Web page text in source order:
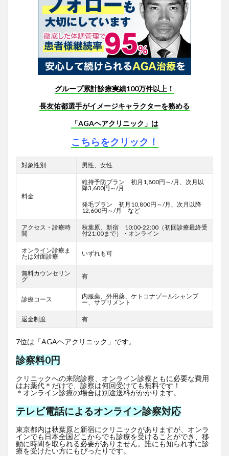
グループ累計診療実績100万件以上！
長友佑都選手がイメージキャラクターを務める
「AGAヘアクリニック」は
こちらをクリック！
対象性別 男性、女性
料金
維持予防プラン 初月1,800円～/月、次月以
降3,600円～/月
発毛プラン 初月10,800円～/月、次月以降
12,600円～/月 など
アクセス・診療時
間
秋葉原、新宿 10:00-22:00（初回診療最終受
付21:00まで）・オンライン
オンライン診療ま
たは対面診療
いずれも可
無料カウンセリン
グ
有
診療コース
内服薬、外用薬、ケトコナゾールシャンプ
ー、サプリメント
返金制度 有
7位は「AGAヘアクリニック」です。
診察料0円
クリニックへの来院診察、オンライン診察ともに必要な費用
はお薬代＊だけで、診察は何回受けても無料です！
＊オンライン診療の場合は別途送料がかかります。
テレビ電話によるオンライン診察対応
東京都内は秋葉原と新宿にクリニックがありますが、オンラ
インでも日本全国どこからでも診療を受けることができ、移
動に時間を取られる必要がありません。誰にも知られずに診
療を受けたい方にもぴったりです。